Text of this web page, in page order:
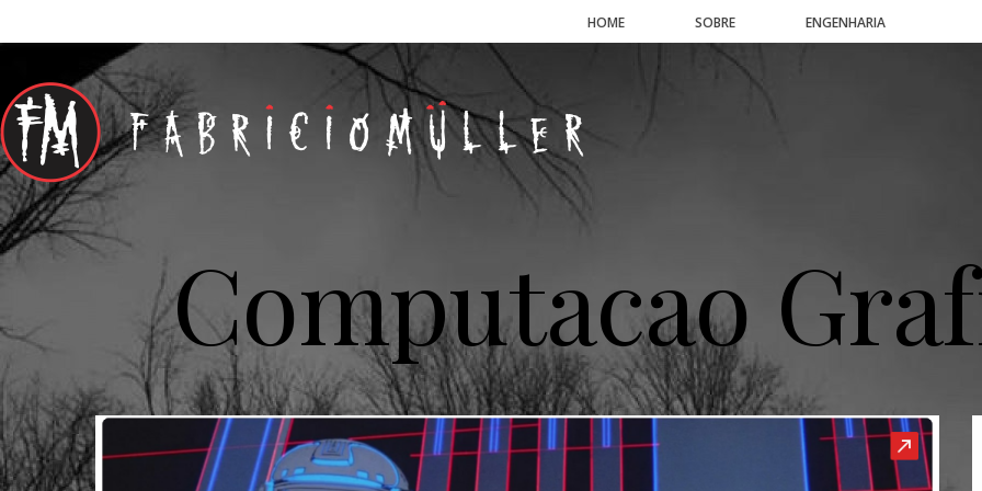
HOME SOBRE ENGENHARIA
Computacao